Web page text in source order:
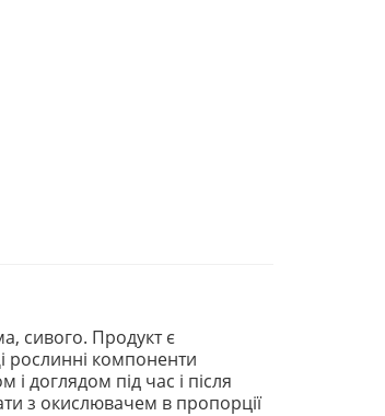
сивого. Продукт є
рослинні компоненти
доглядом під час і після
з окислювачем в пропорції